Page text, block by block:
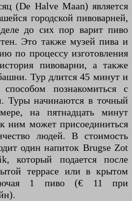
(De Halve Maan) является
городской пивоварней,
до сих пор варит пиво
Это также музей пива и
по процессу изготовления
пивоварни, а также
Тур длится 45 минут и
познакомиться с
Туры начинаются в точный
на пятнадцать минут
ним может присоединиться
людей. В стоимость
один напиток Brugse Zot
который подается после
террасе или в крытом
1 пиво (€ 11 при